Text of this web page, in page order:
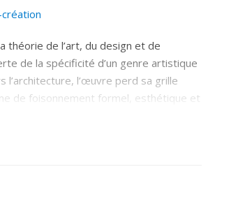
théorie de l’art, du design et de
de la spécificité d’un genre artistique
l’œuvre perd sa grille
de foisonnement formel, esthétique et
au design d’intérieur.